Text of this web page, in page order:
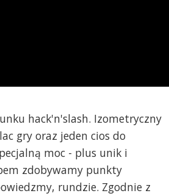
hack'n'slash. Izometryczny
gry oraz jeden cios do
moc - plus unik i
zdobywamy punkty
rundzie. Zgodnie z